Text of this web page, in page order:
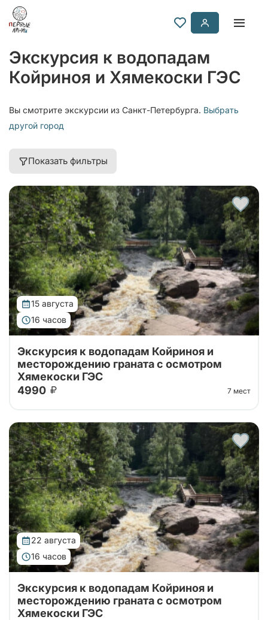
Экскурсия к водопадам
Койриноя и Хямекоски ГЭС
Вы смотрите экскурсии из Санкт-Петербурга. Выбрать
другой город
Показать фильтры
15 августа
16 часов
финские гидроэлектростанции и гранатовые копи.
Природа, история и минералы в насыщенном и
увлекательном маршруте.
Экскурсия к водопадам Койриноя и
месторождению граната с осмотром
Хямекоски ГЭС
4990
7 мест
22 августа
16 часов
Экскурсия к водопадам Койриноя и
месторождению граната с осмотром
Хямекоски ГЭС